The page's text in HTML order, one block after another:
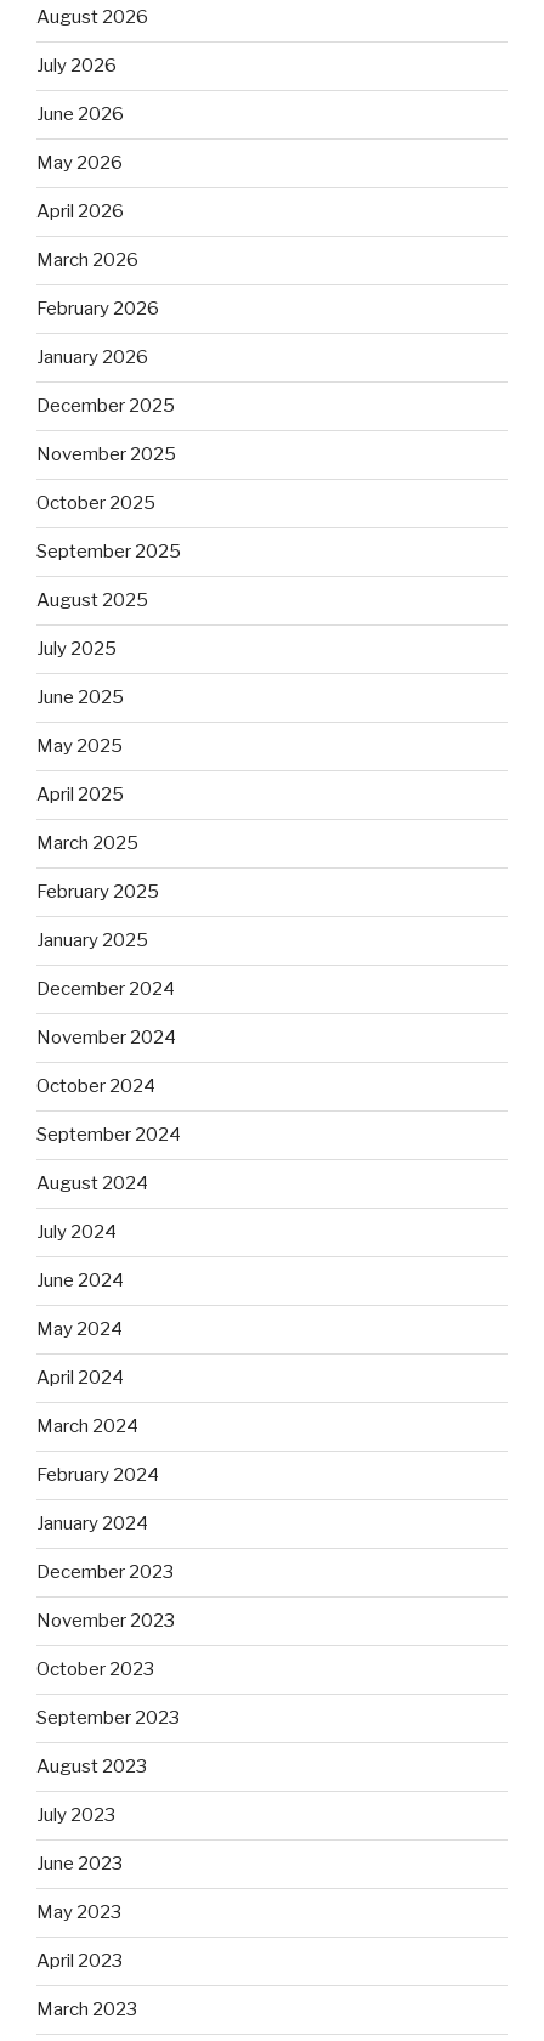
August 2026
July 2026
June 2026
May 2026
April 2026
March 2026
February 2026
January 2026
December 2025
November 2025
October 2025
September 2025
August 2025
July 2025
June 2025
May 2025
April 2025
March 2025
February 2025
January 2025
December 2024
November 2024
October 2024
September 2024
August 2024
July 2024
June 2024
May 2024
April 2024
March 2024
February 2024
January 2024
December 2023
November 2023
October 2023
September 2023
August 2023
July 2023
June 2023
May 2023
April 2023
March 2023